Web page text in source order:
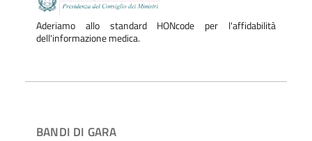
Aderiamo allo standard HONcode per l'affidabilità
dell'informazione medica.
BANDI DI GARA